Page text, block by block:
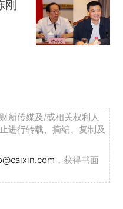
刚
新传媒及/或相关权利人
进行转载、摘编、复制及
，获得书面